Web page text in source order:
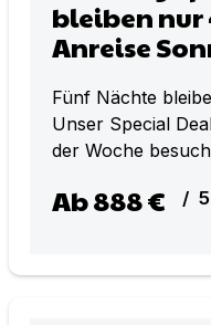
bleiben nur
Anreise
Fünf Nächte
Unser Special
der Woche
Ab888 € / 5